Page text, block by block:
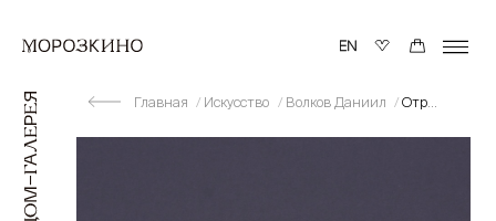
Главная Искусство Волков Даниил Отражение